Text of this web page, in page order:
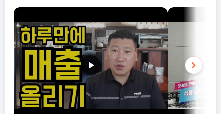
자동조절용 기기 및 온도 변화에 반응하는 전기 저항기 제조도 구체